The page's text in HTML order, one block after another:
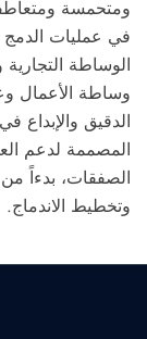
ومتحمسة
في عمليات الدمج
الوساطة
وساطة الأعمال
الدقيق والإبداع
المصممة لدعم
الصفقات، بدءاً من
وتخطيط الاندماج.